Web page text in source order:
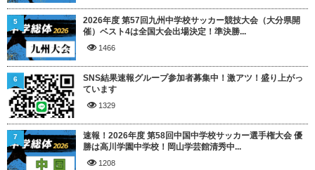
2026年度 第57回九州中学校サッカー競技大会（大分県開
催）ベスト4は全国大会出場決定！準決勝...
1466
5
SNS結果速報グループ参加者募集中！激アツ！盛り上がっ
ています
1329
6
速報！2026年度 第58回中国中学校サッカー選手権大会 優
勝は高川学園中学校！岡山学芸館清秀中...
1208
7